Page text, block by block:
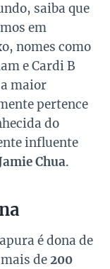
saiba que
em
nomes como
e Cardi B
maior
pertence
do
influente
Chua.
é dona de
de200